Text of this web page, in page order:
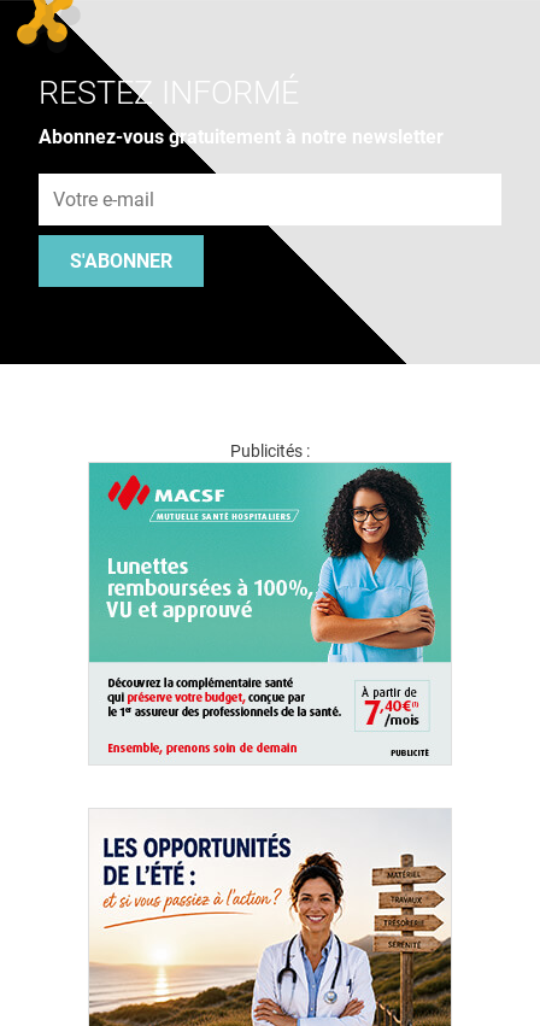
RESTEZ INFORMÉ
Abonnez-vous gratuitement à notre newsletter
S'ABONNER
Publicités :